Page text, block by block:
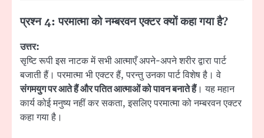
प्रश्न 4: परमात्मा को नम्बरवन एक्टर क्यों कहा गया है?
उत्तर:
सृष्टि रूपी इस नाटक में सभी आत्माएँ अपने-अपने शरीर द्वारा पार्ट
बजाती हैं। परमात्मा भी एक्टर हैं, परन्तु उनका पार्ट विशेष है। वे
संगमयुग पर आते हैं और पतित आत्माओं को पावन बनाते हैं। यह महान
कार्य कोई मनुष्य नहीं कर सकता, इसलिए परमात्मा को नम्बरवन एक्टर
कहा गया है।